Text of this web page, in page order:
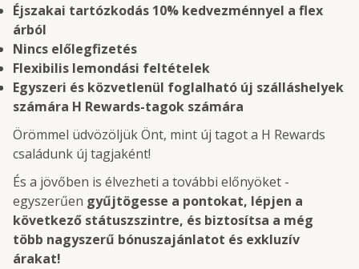
Éjszakai tartózkodás 10% kedvezménnyel a flex
árból
Nincs előlegfizetés
Flexibilis lemondási feltételek
Egyszeri és közvetlenül foglalható új szálláshelyek
számára H Rewards-tagok számára
Örömmel üdvözöljük Önt, mint új tagot a H Rewards
családunk új tagjaként!
És a jövőben is élvezheti a további előnyöket -
egyszerűen gyűjtögesse a pontokat, lépjen a
következő státuszszintre, és biztosítsa a még
több nagyszerű bónuszajánlatot és exkluzív
árakat!